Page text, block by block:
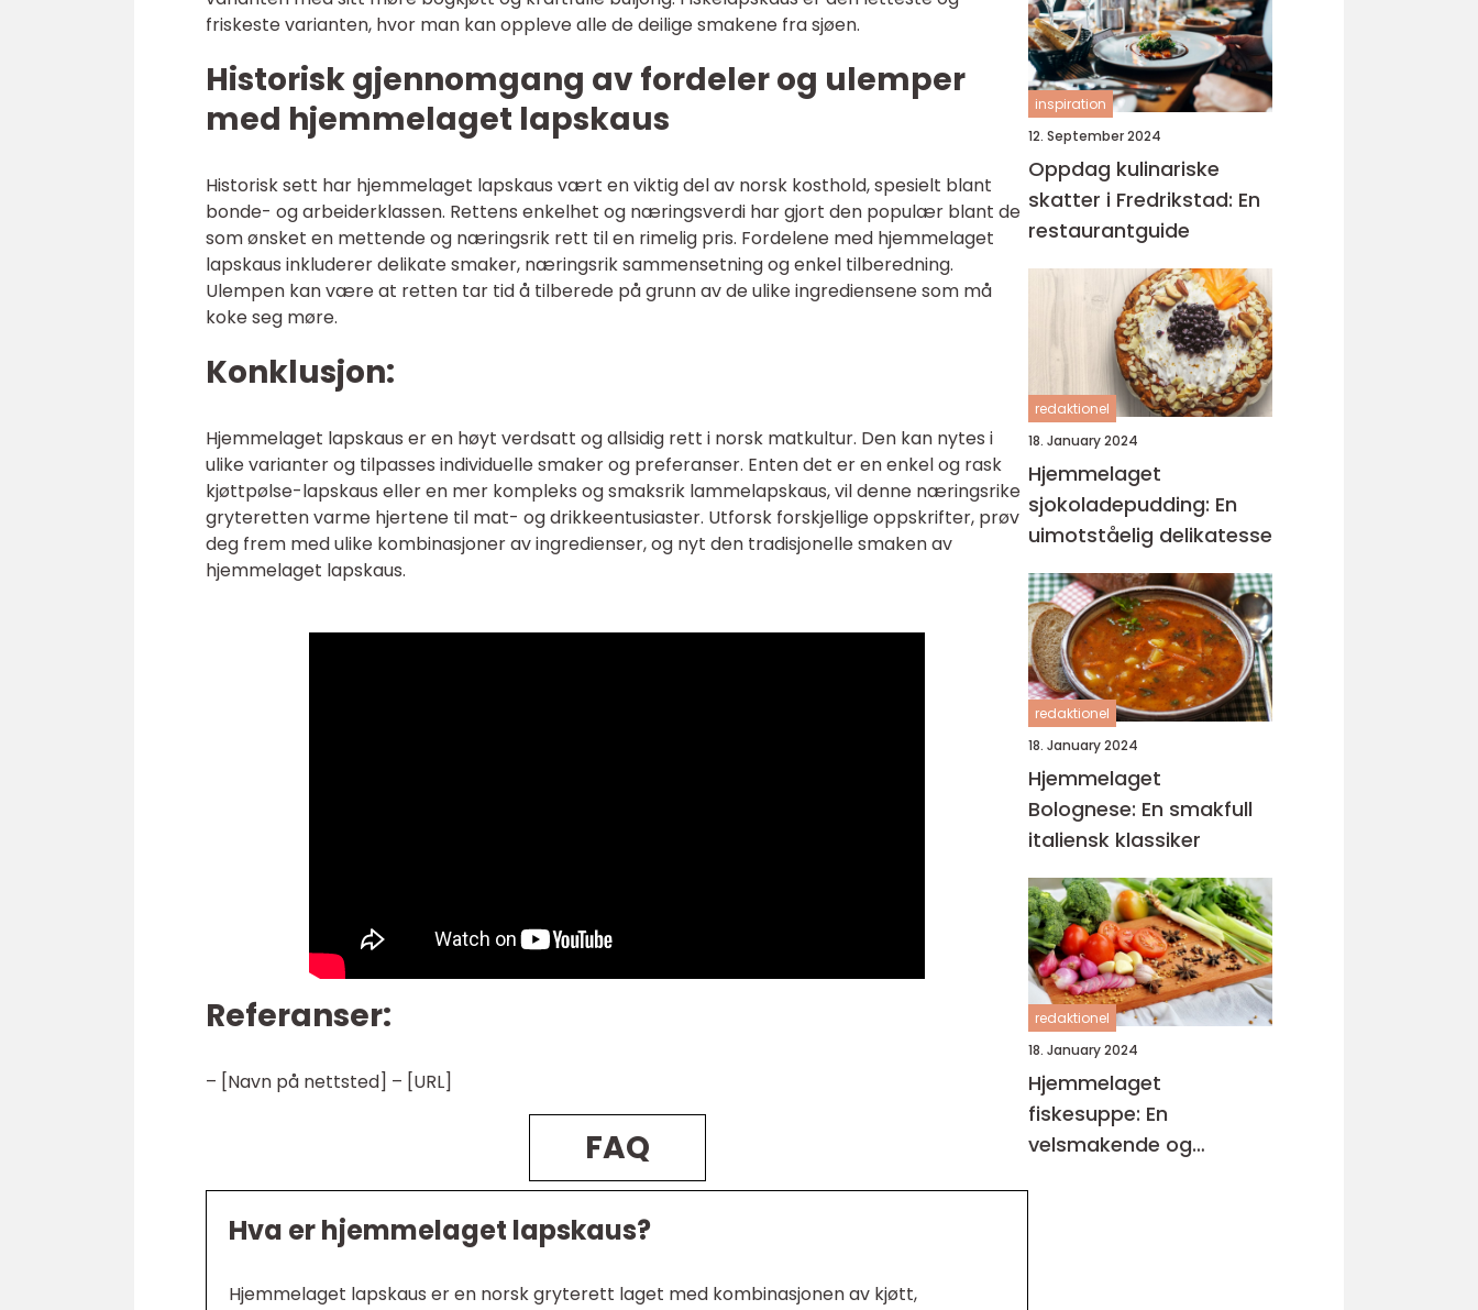
friskeste varianten, hvor man kan oppleve alle de deilige smakene fra sjøen.
Historisk gjennomgang av fordeler og ulemper
med hjemmelaget lapskaus
Historisk sett har hjemmelaget lapskaus vært en viktig del av norsk kosthold, spesielt blant
bonde- og arbeiderklassen. Rettens enkelhet og næringsverdi har gjort den populær blant de
som ønsket en mettende og næringsrik rett til en rimelig pris. Fordelene med hjemmelaget
lapskaus inkluderer delikate smaker, næringsrik sammensetning og enkel tilberedning.
Ulempen kan være at retten tar tid å tilberede på grunn av de ulike ingrediensene som må
koke seg møre.
Konklusjon:
Hjemmelaget lapskaus er en høyt verdsatt og allsidig rett i norsk matkultur. Den kan nytes i
ulike varianter og tilpasses individuelle smaker og preferanser. Enten det er en enkel og rask
kjøttpølse-lapskaus eller en mer kompleks og smaksrik lammelapskaus, vil denne næringsrike
gryteretten varme hjertene til mat- og drikkeentusiaster. Utforsk forskjellige oppskrifter, prøv
deg frem med ulike kombinasjoner av ingredienser, og nyt den tradisjonelle smaken av
hjemmelaget lapskaus.
Referanser:
– [Navn på nettsted] – [URL]
FAQ
Hva er hjemmelaget lapskaus?
Hjemmelaget lapskaus er en norsk gryterett laget med kombinasjonen av kjøtt,
inspiration
12. September 2024
Oppdag kulinariske
skatter i Fredrikstad: En
restaurantguide
redaktionel
18. January 2024
Hjemmelaget
sjokoladepudding: En
uimotståelig delikatesse
redaktionel
18. January 2024
Hjemmelaget
Bolognese: En smakfull
italiensk klassiker
redaktionel
18. January 2024
Hjemmelaget
fiskesuppe: En
velsmakende og